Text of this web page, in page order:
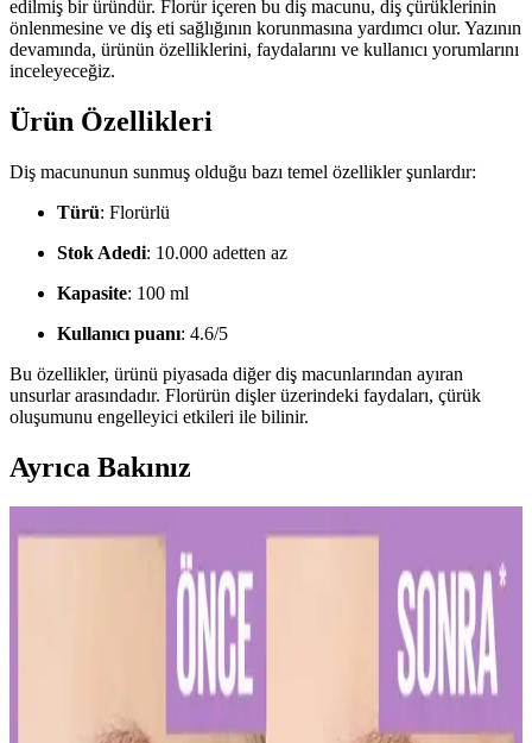
edilmiş bir üründür. Florür içeren bu diş macunu, diş çürüklerinin
önlenmesine ve diş eti sağlığının korunmasına yardımcı olur. Yazının
devamında, ürünün özelliklerini, faydalarını ve kullanıcı yorumlarını
inceleyeceğiz.
Ürün Özellikleri
Diş macununun sunmuş olduğu bazı temel özellikler şunlardır:
Türü: Florürlü
Stok Adedi: 10.000 adetten az
Kapasite: 100 ml
Kullanıcı puanı: 4.6/5
Bu özellikler, ürünü piyasada diğer diş macunlarından ayıran
unsurlar arasındadır. Florürün dişler üzerindeki faydaları, çürük
oluşumunu engelleyici etkileri ile bilinir.
Ayrıca Bakınız
Diş Hassasiyetini Azaltan Doğru Diş Macunu Seçimi
ve Kullanım İpuçları
Diş hassasiyetini hafifletmek ve sağlıklı bir gülüşe ulaşmak için
doğru diş macunu seçimi ve düzenli kullanım önemlidir. Uzman
önerileriyle diş sağlığınızı koruyun.
Kalıcı Kalem Göz Makyajı: Uzun Süre Dayanan ve
Pratik Kullanım İpuçları